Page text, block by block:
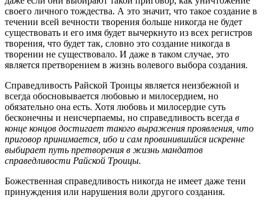
своего личного тождества. А это значит, что такое создание в
течении всей вечности творения больше никогда не будет
существовать и его имя будет вычеркнуто из всех регистров
творения, что будет так, словно это создание никогда в
творении не существовало. И даже в таком случае, это
является претворением в жизнь волевого выбора создания.
Справедливость Райской Троицы является неизбежной и
всегда обосновывается любовью и милосердием, но
обязательно она есть. Хотя любовь и милосердие суть
бесконечны и неисчерпаемы, но справедливость всегда в
конце концов достигает такого выражения проявления, что
приговор принимается, ибо и сам провинившийся искренне
выбирает путь претворения в жизнь мандатов
справедливости Райской Троицы.
Божественная справедливость никогда не имеет даже тени
принуждения или нарушения воли другого создания.